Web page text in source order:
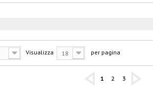
Visualizza 18 per pagina
1 2 3